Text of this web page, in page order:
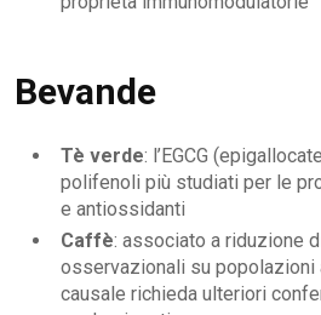
Bevande
Tè verde: l’EGCG
polifenoli più studiati per le
e antiossidanti
Caffè: associato a riduzione
osservazionali su
causale richieda ulteriori